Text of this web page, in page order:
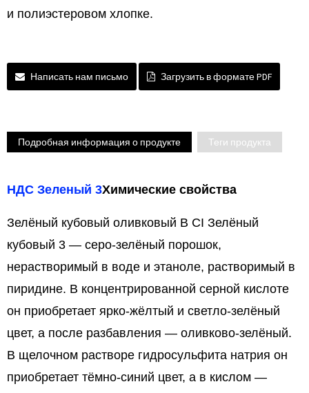
и полиэстеровом хлопке.
Написать нам письмо Загрузить в формате PDF
Подробная информация о продукте Теги продукта
НДС Зеленый 3Химические свойства
Зелёный кубовый оливковый B CI Зелёный
кубовый 3 — серо-зелёный порошок,
нерастворимый в воде и этаноле, растворимый в
пиридине. В концентрированной серной кислоте
он приобретает ярко-жёлтый и светло-зелёный
цвет, а после разбавления — оливково-зелёный.
В щелочном растворе гидросульфита натрия он
приобретает тёмно-синий цвет, а в кислом —